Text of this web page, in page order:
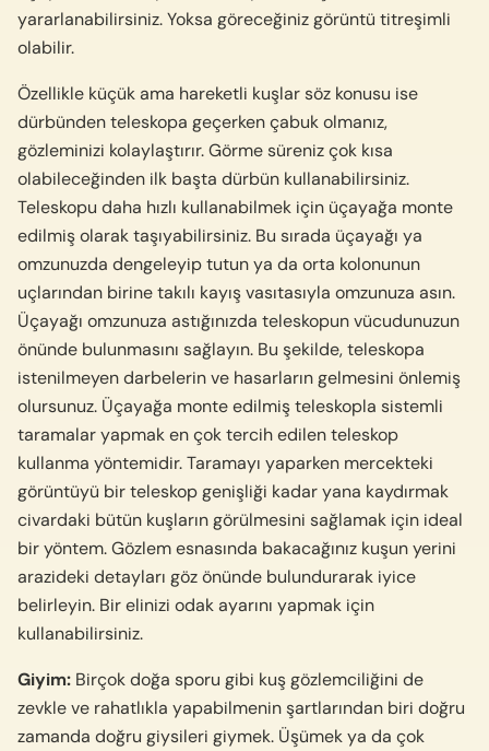
yararlanabilirsiniz. Yoksa göreceğiniz görüntü titreşimli
olabilir.
Özellikle küçük ama hareketli kuşlar söz konusu ise
dürbünden teleskopa geçerken çabuk olmanız,
gözleminizi kolaylaştırır. Görme süreniz çok kısa
olabileceğinden ilk başta dürbün kullanabilirsiniz.
Teleskopu daha hızlı kullanabilmek için üçayağa monte
edilmiş olarak taşıyabilirsiniz. Bu sırada üçayağı ya
omzunuzda dengeleyip tutun ya da orta kolonunun
uçlarından birine takılı kayış vasıtasıyla omzunuza asın.
Üçayağı omzunuza astığınızda teleskopun vücudunuzun
önünde bulunmasını sağlayın. Bu şekilde, teleskopa
istenilmeyen darbelerin ve hasarların gelmesini önlemiş
olursunuz. Üçayağa monte edilmiş teleskopla sistemli
taramalar yapmak en çok tercih edilen teleskop
kullanma yöntemidir. Taramayı yaparken mercekteki
görüntüyü bir teleskop genişliği kadar yana kaydırmak
civardaki bütün kuşların görülmesini sağlamak için ideal
bir yöntem. Gözlem esnasında bakacağınız kuşun yerini
arazideki detayları göz önünde bulundurarak iyice
belirleyin. Bir elinizi odak ayarını yapmak için
kullanabilirsiniz.
Giyim: Birçok doğa sporu gibi kuş gözlemciliğini de
zevkle ve rahatlıkla yapabilmenin şartlarından biri doğru
zamanda doğru giysileri giymek. Üşümek ya da çok